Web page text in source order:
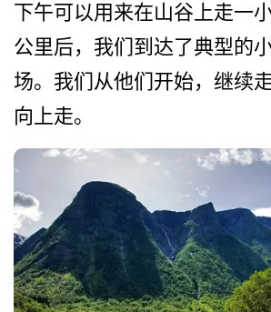
下午可以用来在山谷上走一
公里后，我们到达了典型的
场。我们从他们开始，继续
向上走。